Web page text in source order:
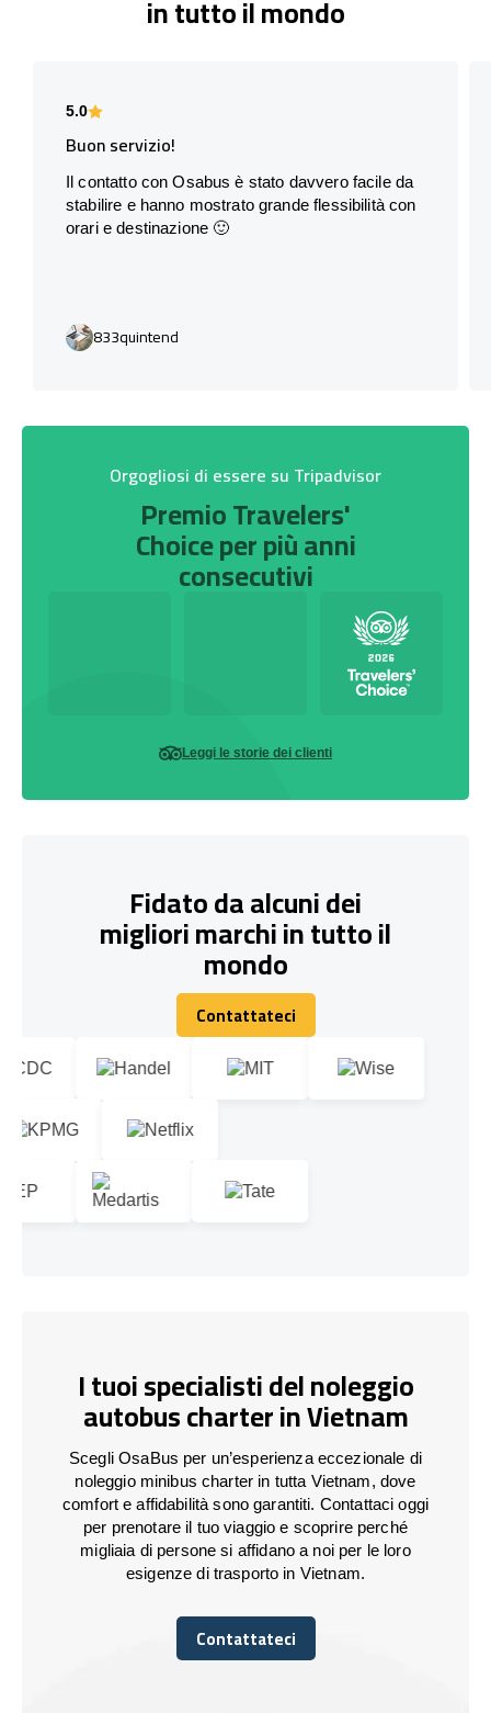
in tutto il mondo
5.0
Buon servizio!
Il contatto con Osabus è stato davvero facile da
stabilire e hanno mostrato grande flessibilità con
orari e destinazione 🙂
833quintend
Orgogliosi di essere su Tripadvisor
Premio Travelers'
Choice per più anni
consecutivi
Leggi le storie dei clienti
Fidato da alcuni dei
migliori marchi in tutto il
mondo
Contattateci
Contattateci
I tuoi specialisti del noleggio
autobus charter in Vietnam
Scegli OsaBus per un’esperienza eccezionale di
noleggio minibus charter in tutta Vietnam, dove
comfort e affidabilità sono garantiti. Contattaci oggi
per prenotare il tuo viaggio e scoprire perché
migliaia di persone si affidano a noi per le loro
esigenze di trasporto in Vietnam.
Contattateci
Contattateci